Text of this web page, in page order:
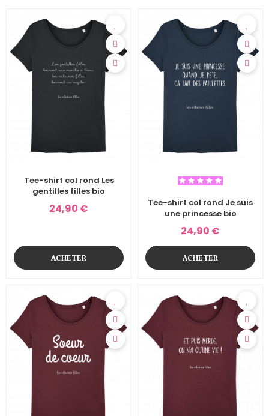
Tee-shirt col rond Les
gentilles filles bio
24,90 €
ACHETER
Tee-shirt col rond Je suis
une princesse bio
24,90 €
ACHETER